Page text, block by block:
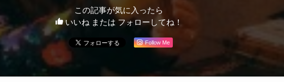
この記事が気に入ったら
いいね または フォローしてね！
Follow Me